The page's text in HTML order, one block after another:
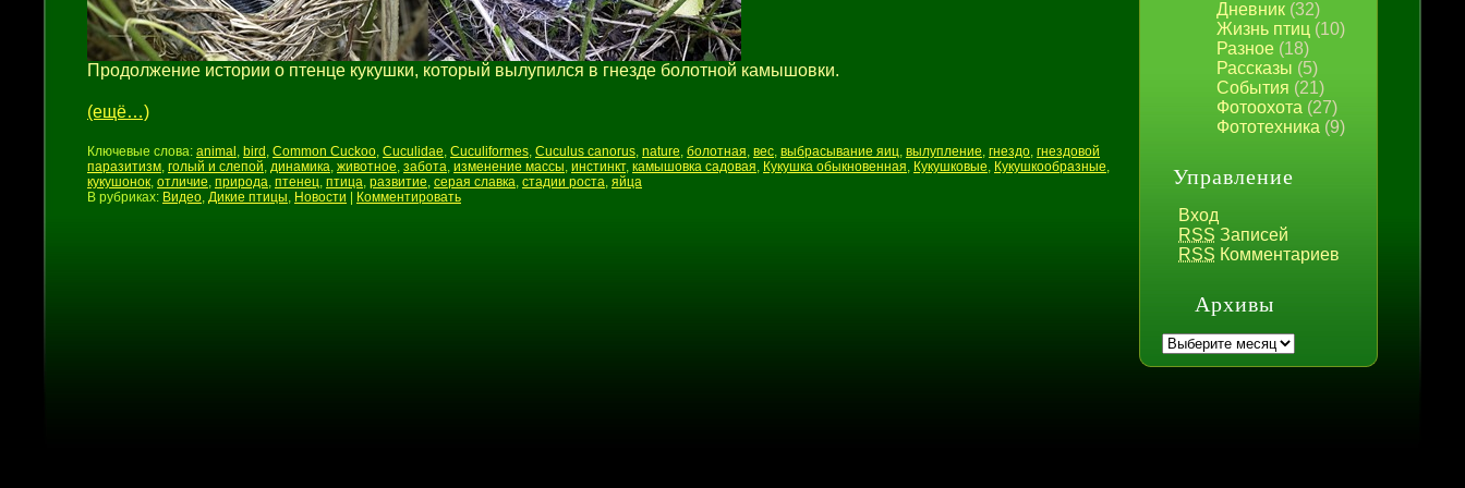
Дневник (32)
Жизнь птиц (10)
Разное (18)
Рассказы (5)
События (21)
Фотоохота (27)
Фототехника (9)
Управление
Вход
RSS Записей
RSS Комментариев
Архивы
Продолжение истории о птенце кукушки, который вылупился в гнезде болотной камышовки.
(ещё…)
Ключевые слова: animal , bird , Common Cuckoo, Cuculidae, Cuculiformes, Cuculus canorus, nature, болотная, вес, выбрасывание яиц, вылупление, гнездо, гнездовой
паразитизм, голый и слепой, динамика, животное, забота, изменение массы, инстинкт, камышовка садовая, Кукушка обыкновенная, Кукушковые, Кукушкообразные,
кукушонок, отличие, природа, птенец, птица, развитие, серая славка, стадии роста, яйца
В рубриках: Видео, Дикие птицы, Новости Комментировать